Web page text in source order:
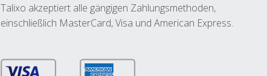
Talixo akzeptiert alle gängigen Zahlungsmethoden,
einschließlich MasterCard, Visa und American Express.